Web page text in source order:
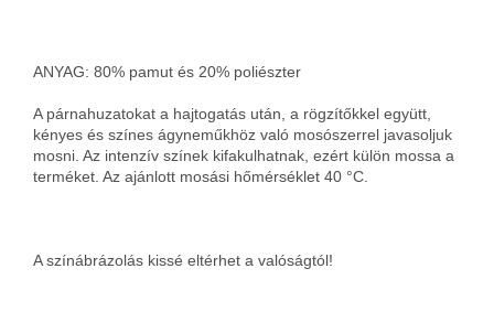
ANYAG: 80% pamut és 20% poliészter
A párnahuzatokat a hajtogatás után, a rögzítőkkel együtt,
kényes és színes ágyneműkhöz való mosószerrel javasoljuk
mosni. Az intenzív színek kifakulhatnak, ezért külön mossa a
terméket. Az ajánlott mosási hőmérséklet 40 °C.
A színábrázolás kissé eltérhet a valóságtól!